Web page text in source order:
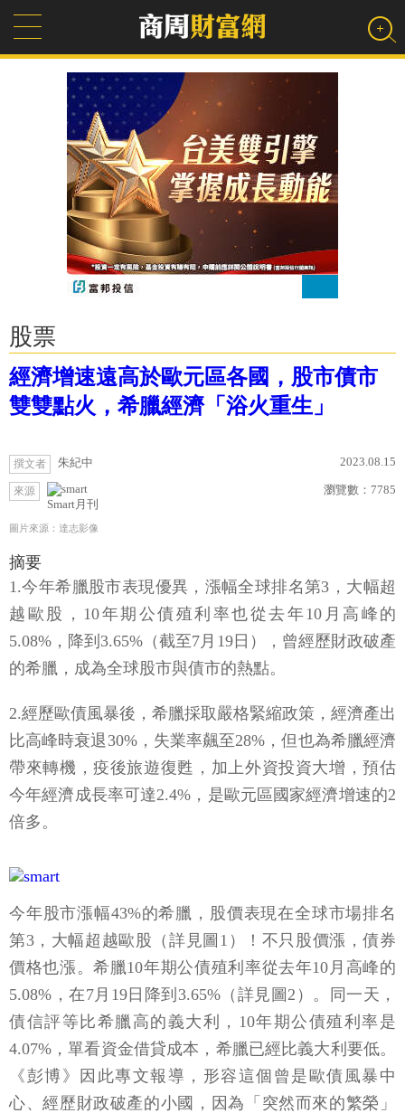
股票
經濟增速遠高於歐元區各國，股市債市
雙雙點火，希臘經濟「浴火重生」
撰文者 朱紀中 2023.08.15
來源
Smart月刊
瀏覽數： 7785
圖片來源：達志影像
摘要
1.今年希臘股市表現優異，漲幅全球排名第3，大幅超
越歐股，10年期公債殖利率也從去年10月高峰的
5.08%，降到3.65%（截至7月19日），曾經歷財政破產
的希臘，成為全球股市與債市的熱點。
2.經歷歐債風暴後，希臘採取嚴格緊縮政策，經濟產出
比高峰時衰退30%，失業率飆至28%，但也為希臘經濟
帶來轉機，疫後旅遊復甦，加上外資投資大增，預估
今年經濟成長率可達2.4%，是歐元區國家經濟增速的2
倍多。
今年股市漲幅43%的希臘，股價表現在全球市場排名
第3，大幅超越歐股（詳見圖1）！不只股價漲，債券
價格也漲。希臘10年期公債殖利率從去年10月高峰的
5.08%，在7月19日降到3.65%（詳見圖2）。同一天，
債信評等比希臘高的義大利，10年期公債殖利率是
4.07%，單看資金借貸成本，希臘已經比義大利要低。
《彭博》因此專文報導，形容這個曾是歐債風暴中
心、經歷財政破產的小國，因為「突然而來的繁榮」